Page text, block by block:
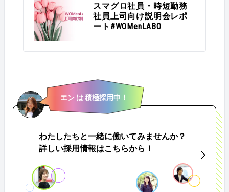
スマグロ社員・時短勤務
社員上司向け説明会レポ
ート#WOMenLABO
エン は 積極採用中！
わたしたちと一緒に働いてみませんか？
詳しい採用情報はこちらから！